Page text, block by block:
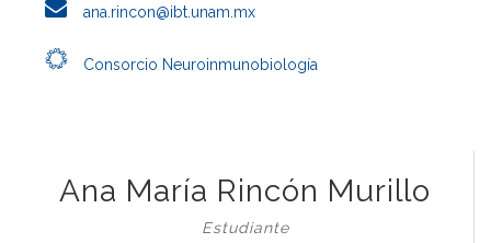
ana.rincon@ibt.unam.mx
Consorcio Neuroinmunobiología
Ana María Rincón Murillo
Estudiante